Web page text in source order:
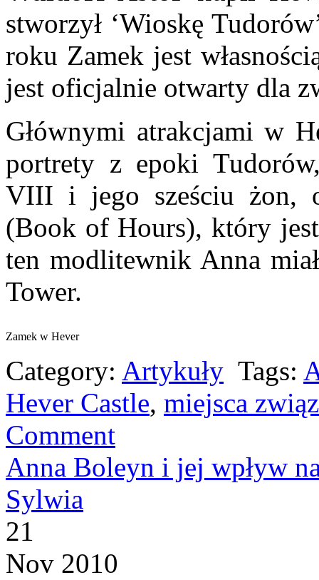
stworzył ‘Wioskę
roku Zamek jest
jest oficjalnie otwarty dla
Głównymi atrakcjami w
portrety z epoki
VIII i jego sześciu żon,
(Book of Hours), który
ten modlitewnik Anna
Tower.
Zamek w Hever
Category: Artykuły Tags:
Hever Castle, miejsca
Comment
Anna Boleyn i jej wpływ
Sylwia
21
Nov 2010